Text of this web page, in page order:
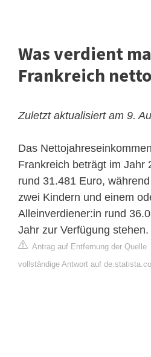
Was verdient
Frankreich
Zuletzt aktualisiert am 9.
Das
Frankreich beträgt im Jahr
rund 31.481 Euro,
zwei Kindern und einem
Alleinverdiener:in rund
Jahr zur Verfügung stehen.
Antrag auf Entfernung der Quelle
vollständige Antwort auf